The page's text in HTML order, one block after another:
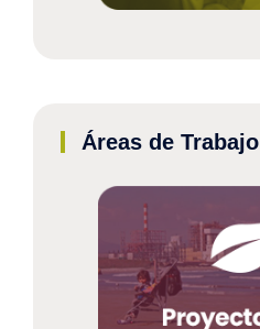
Áreas de Trabajo